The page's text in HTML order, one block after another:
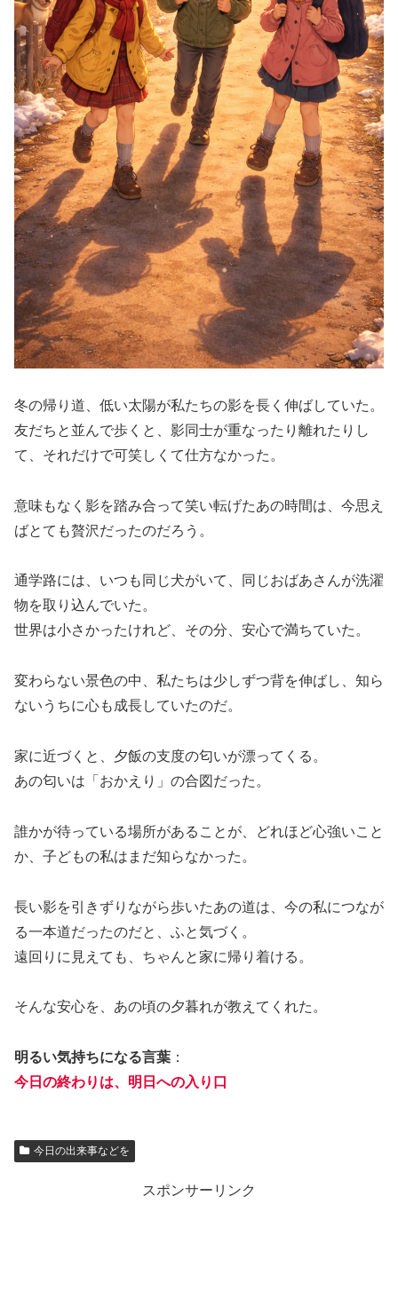
冬の帰り道、低い太陽が私たちの影を長く伸ばしていた。
友だちと並んで歩くと、影同士が重なったり離れたりし
て、それだけで可笑しくて仕方なかった。
意味もなく影を踏み合って笑い転げたあの時間は、今思え
ばとても贅沢だったのだろう。
通学路には、いつも同じ犬がいて、同じおばあさんが洗濯
物を取り込んでいた。
世界は小さかったけれど、その分、安心で満ちていた。
変わらない景色の中、私たちは少しずつ背を伸ばし、知ら
ないうちに心も成長していたのだ。
家に近づくと、夕飯の支度の匂いが漂ってくる。
あの匂いは「おかえり」の合図だった。
誰かが待っている場所があることが、どれほど心強いこと
か、子どもの私はまだ知らなかった。
長い影を引きずりながら歩いたあの道は、今の私につなが
る一本道だったのだと、ふと気づく。
遠回りに見えても、ちゃんと家に帰り着ける。
そんな安心を、あの頃の夕暮れが教えてくれた。
明るい気持ちになる言葉 ：
今日の終わりは、明日への入り口
今日の出来事などを
スポンサーリンク